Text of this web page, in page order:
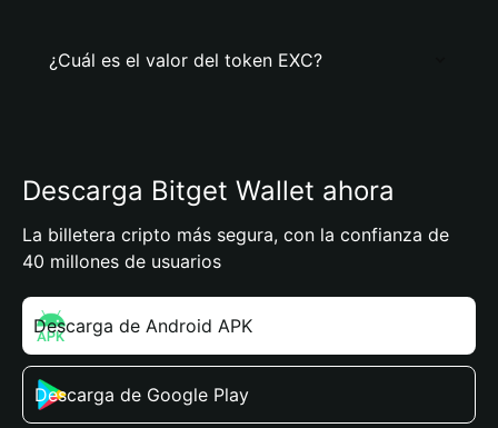
¿Cuál es el valor del token EXC?
Descarga Bitget Wallet ahora
La billetera cripto más segura, con la confianza de
40 millones de usuarios
Descarga de Android APK
Descarga de Google Play